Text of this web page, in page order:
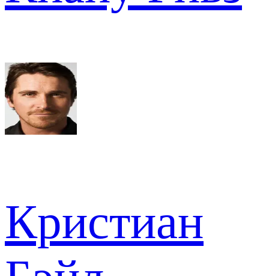
Кристиан